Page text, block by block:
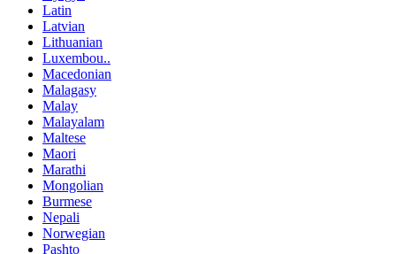
Latin
Latvian
Lithuanian
Luxembou..
Macedonian
Malagasy
Malay
Malayalam
Maltese
Maori
Marathi
Mongolian
Burmese
Nepali
Norwegian
Pashto